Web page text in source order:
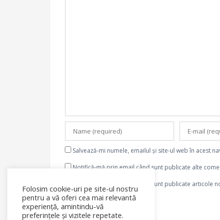
Salvează-mi numele, emailul și site-ul web în acest
Notifică-mă prin email când sunt publicate alte
Notifică-mă prin email când sunt publicate articole
Folosim cookie-uri pe site-ul nostru
pentru a vă oferi cea mai relevantă
experiență, amintindu-vă
preferințele și vizitele repetate.